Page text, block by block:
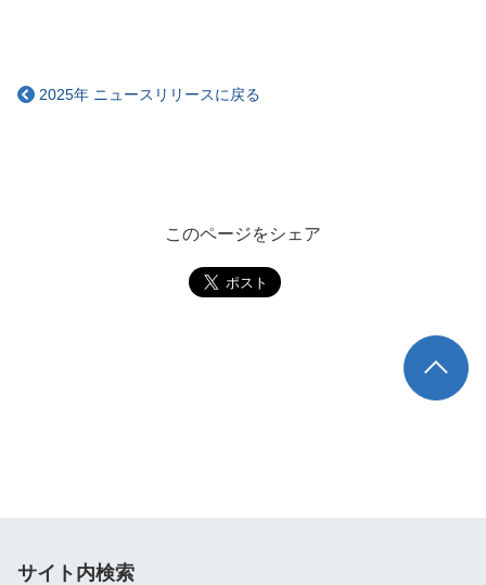
2025年 ニュースリリースに戻る
このページをシェア
TOP
サイト内検索